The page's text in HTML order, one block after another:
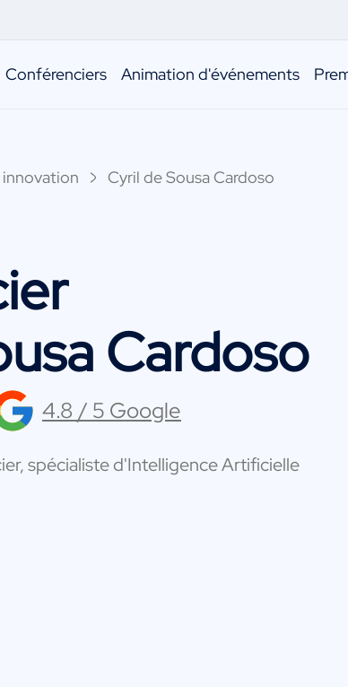
Conférenciers Animation d'événements
innovation Cyril de Sousa Cardoso
Cardoso
4.8 / 5 Google
spécialiste d'Intelligence Artificielle